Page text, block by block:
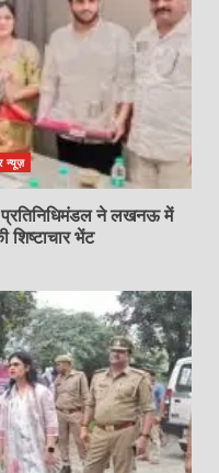
न्यूज़
ने लखनऊ में
शिष्टाचार भेंट